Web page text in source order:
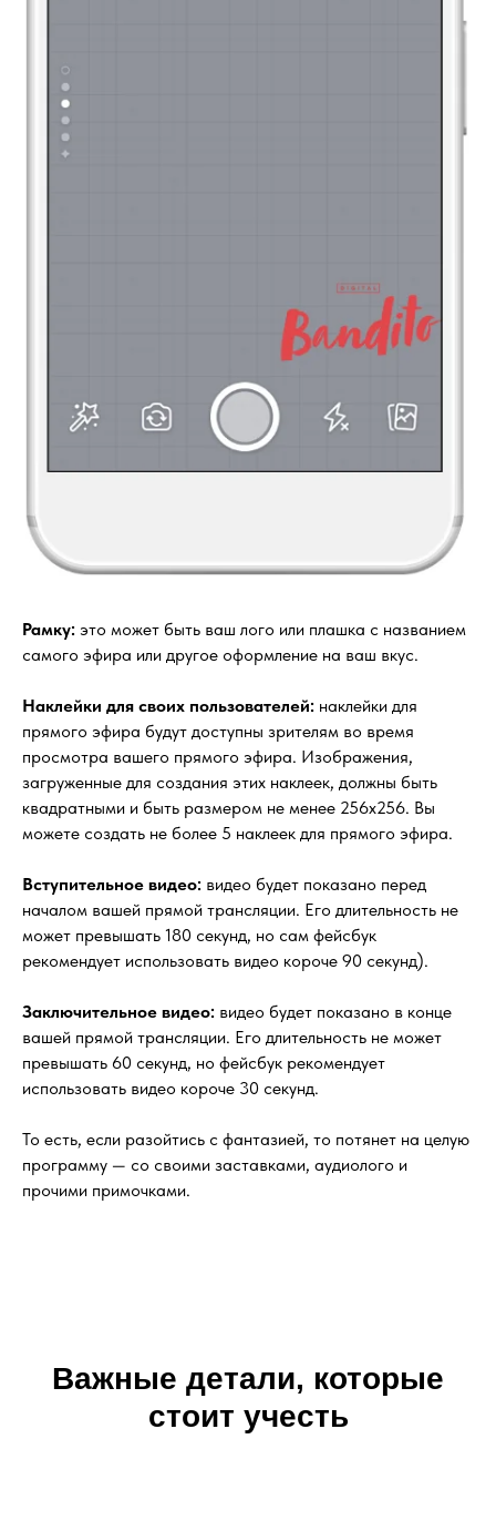
Рамку: это может быть ваш лого или плашка с названием
самого эфира или другое оформление на ваш вкус.
Наклейки для своих пользователей: наклейки для
прямого эфира будут доступны зрителям во время
просмотра вашего прямого эфира. Изображения,
загруженные для создания этих наклеек, должны быть
квадратными и быть размером не менее 256x256. Вы
можете создать не более 5 наклеек для прямого эфира.
Вступительное видео: видео будет показано перед
началом вашей прямой трансляции. Его длительность не
может превышать 180 секунд, но сам фейсбук
рекомендует использовать видео короче 90 секунд).
Заключительное видео: видео будет показано в конце
вашей прямой трансляции. Его длительность не может
превышать 60 секунд, но фейсбук рекомендует
использовать видео короче 30 секунд.
То есть, если разойтись с фантазией, то потянет на целую
программу — со своими заставками, аудиолого и
прочими примочками.
Важные детали, которые
стоит учесть